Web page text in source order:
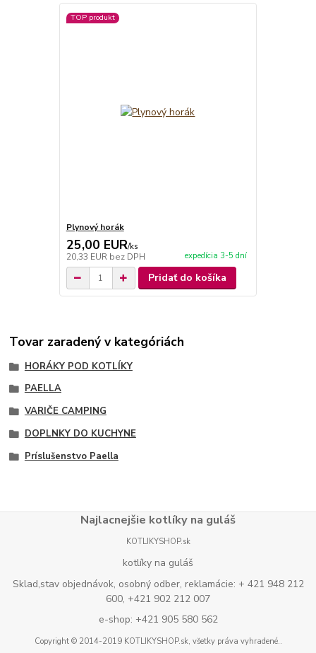
TOP produkt
Plynový horák
25,00 EUR/ks
20,33 EUR bez DPH expedícia 3-5 dní
Pridať do košíka
Tovar zaradený v kategóriách
HORÁKY POD KOTLÍKY
PAELLA
VARIČE CAMPING
DOPLNKY DO KUCHYNE
Príslušenstvo Paella
Najlacnejšie kotlíky na guláš
KOTLIKYSHOP.sk
kotlíky na guláš
Sklad,stav objednávok, osobný odber, reklamácie: + 421 948 212
600, +421 902 212 007
e-shop: +421 905 580 562
Copyright © 2014-2019 KOTLIKYSHOP.sk, všetky práva vyhradené..